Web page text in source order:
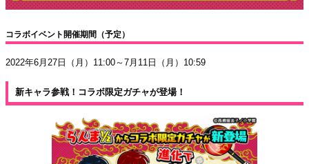
コラボイベント開催期間（予定）
2022年6月27日（月）11:00～7月11日（月）10:59
新キャラ参戦！コラボ限定ガチャが登場！